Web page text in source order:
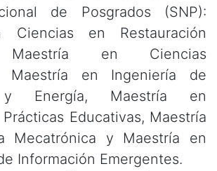
de Posgrados (SNP):
Ciencias en Restauración
Maestría en Ciencias
Maestría en Ingeniería de
y Energía, Maestría en
Educativas, Maestría
Mecatrónica y Maestría en
Información Emergentes.